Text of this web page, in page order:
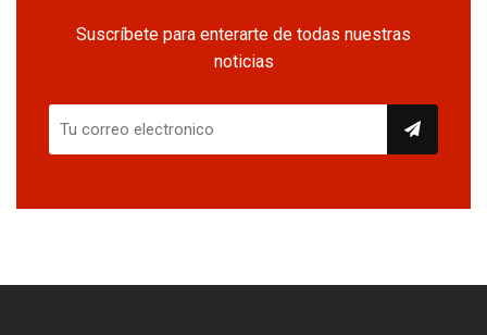
Suscríbete para enterarte de todas nuestras
noticias